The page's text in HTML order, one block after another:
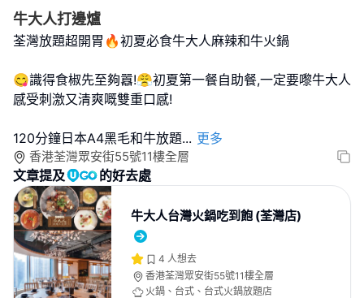
牛大人打邊爐
荃灣放題超開胃🔥初夏必食牛大人麻辣和牛火鍋
😋識得食椒先至夠囂!😤初夏第一餐自助餐,一定要嚟牛大人
感受刺激又清爽嘅雙重口感!
120分鐘日本A4黑毛和牛放題... 更多
香港荃灣眾安街55號11樓全層
文章提及 的好去處
牛大人台灣火鍋吃到飽 (荃灣店)
4 人想去
香港荃灣眾安街55號11樓全層
火鍋、台式、台式火鍋放題店